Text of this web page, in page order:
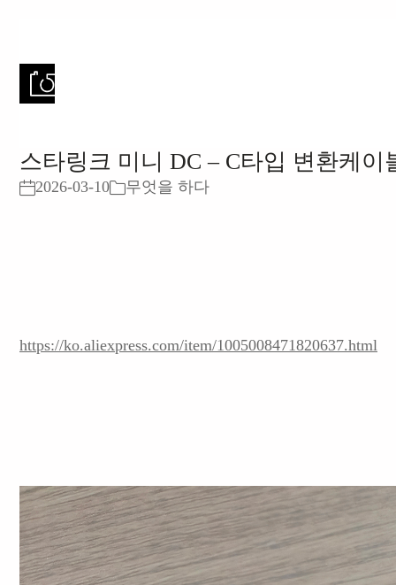
스타링크 미니 DC – C타입 변환케이
2026-03-10 무엇을 하다
https://ko.aliexpress.com/item/1005008471820637.html